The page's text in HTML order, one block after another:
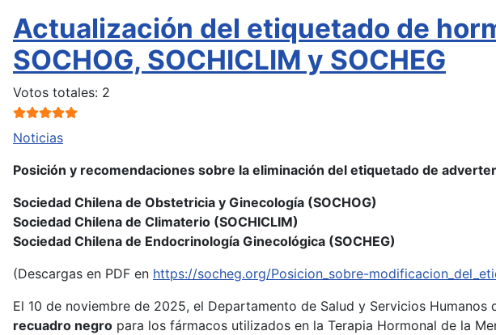
Actualización del etiquetado de
SOCHOG, SOCHICLIM y SOCHEG
Ratio: 5/5
Votos totales: 2
Noticias
Posición y recomendaciones sobre la eliminación del etiquetado de
Sociedad Chilena de Obstetricia y Ginecología (SOCHOG)
Sociedad Chilena de Climaterio (SOCHICLIM)
Sociedad Chilena de Endocrinología Ginecológica (SOCHEG)
(Descargas en PDF en https://socheg.org/Posicion_sobre-
El 10 de noviembre de 2025, el Departamento de Salud y Servicios
recuadro negro para los fármacos utilizados en la Terapia Hormonal de la